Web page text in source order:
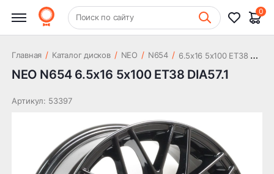
+7 (831) 261-35-35 Шиномонтаж
Поиск по сайту
0
Главная / Каталог дисков / NEO / N654 / 6
.5x16 5x100 ET38 DIA57.1
NEO N654 6.5x16 5x100 ET38 DIA57.1
Артикул: 53397